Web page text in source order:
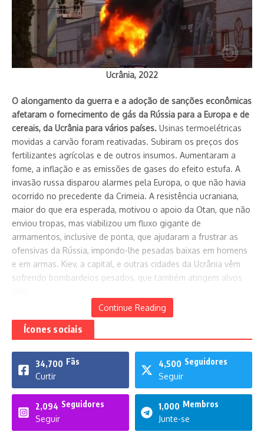
Ucrânia, 2022
O alongamento da guerra e a adoção de sanções econômicas
afetaram o fornecimento de gás da Rússia para a Europa e de
cereais, da Ucrânia para vários países. Usinas termoelétricas
movidas a carvão foram reativadas. Subiram os preços dos
fertilizantes agrícolas e de outros insumos. Aumentaram a
fome, a inflação e as emissões de gases do efeito estufa. A
invasão russa disparou alarmes pela Europa, o que não havia
ocorrido no precedente da Crimeia. A resistência ucraniana,
maior do que era esperada, motivou o apoio da Otan, que não
enviou tropas, mas viabilizou um fluxo gigante de
armamentos, inclusive de ponta, que ajudaram a frustrar as
ofensivas da Rússia, impondo-lhe pesadas baixas em homens
e em armas. Kiev, a capital, e outras cidades da Ucrânia vêm
sofrendo bombardeios pesados, que também atingem alvos
Continue Reading
Ícones sociais
34,700 Fãs
Curtir
4,500 Seguidores
Seguir
2,094 Seguidores
Seguir
1,000 Membros
Junte-se